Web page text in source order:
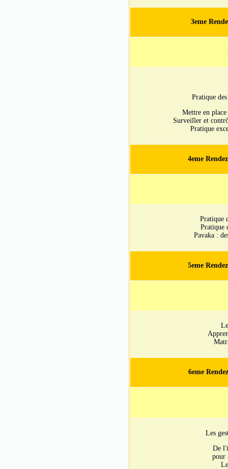
3eme
Pratique
Mettre en
Surveiller et
Pratique
4eme
Pratique
Pratique
Pavaka :
5eme
6eme
Les
De
pour